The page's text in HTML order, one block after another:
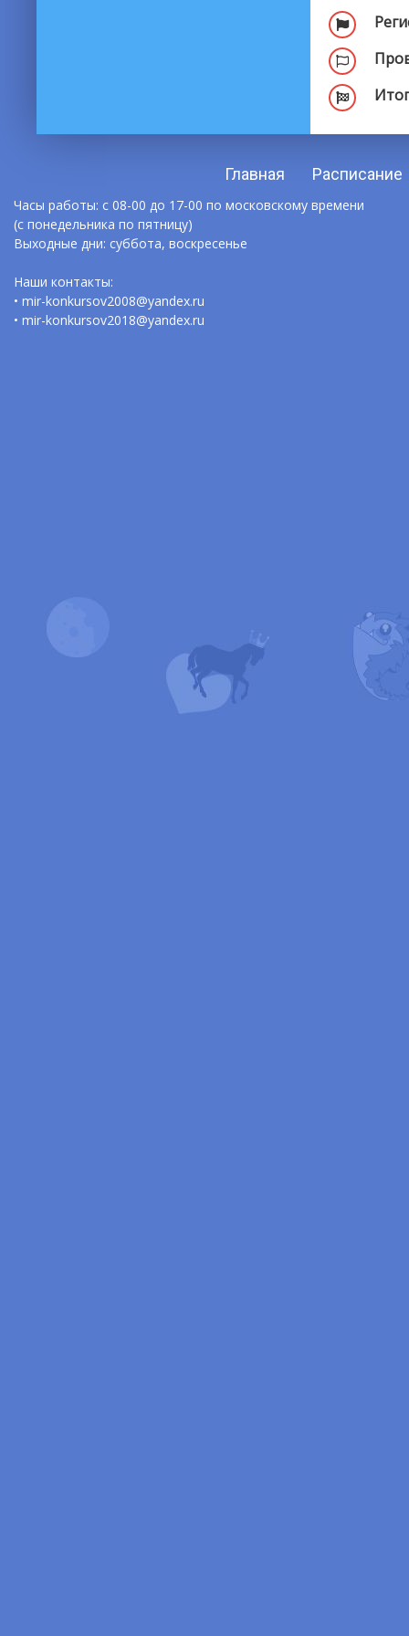
Главная Расписание
Часы работы: с 08-00 до 17-00 по московскому времени
(с понедельника по пятницу)
Выходные дни: суббота, воскресенье
Наши контакты:
• mir-konkursov2008@yandex.ru
• mir-konkursov2018@yandex.ru